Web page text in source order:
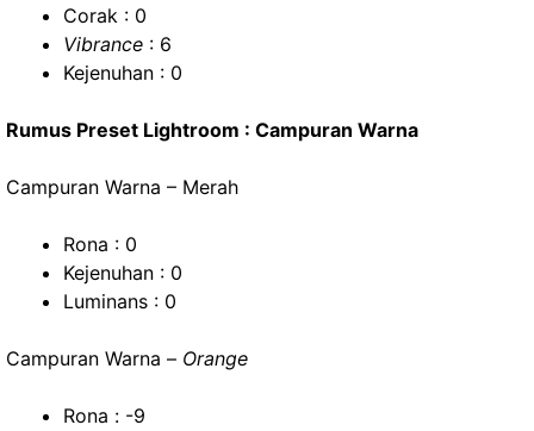
Corak : 0
Vibrance : 6
Kejenuhan : 0
Rumus Preset Lightroom : Campuran Warna
Campuran Warna – Merah
Rona : 0
Kejenuhan : 0
Luminans : 0
Campuran Warna – Orange
Rona : -9